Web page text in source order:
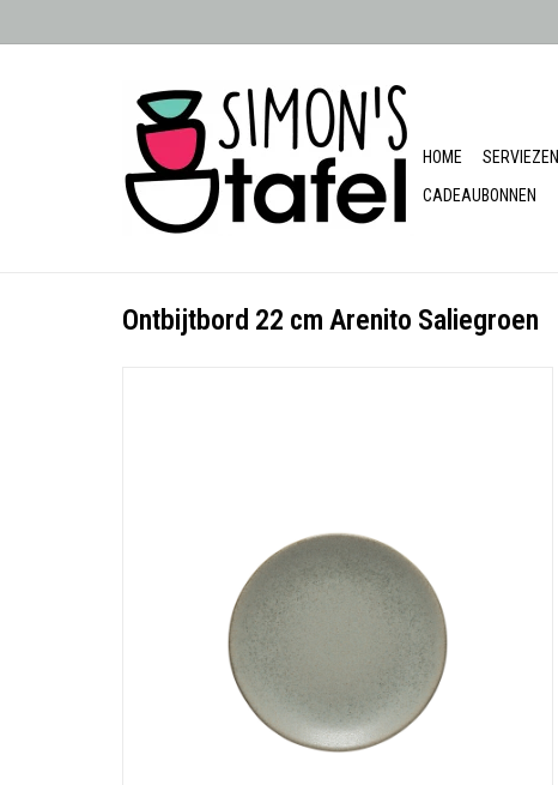
HOME SERVIEZEN
CADEAUBONNEN
Ontbijtbord 22 cm Arenito Saliegroen